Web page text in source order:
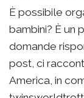
È possibile
bambini? È un
domande
post, ci
America, in